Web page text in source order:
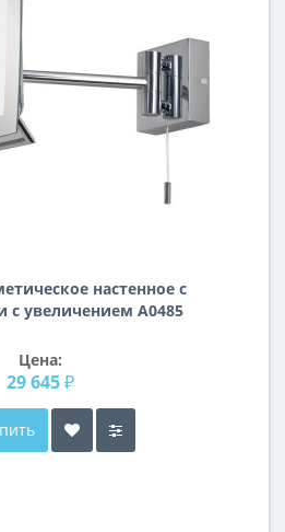
настенное с
с увеличением А0485
Цена:
29 645 ₽